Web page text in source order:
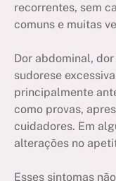
recorrentes, sem
comuns e muitas
Dor abdominal,
sudorese
principalmente
como provas,
cuidadores. Em
alterações no
Esses sintomas